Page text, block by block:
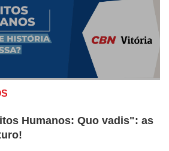
Humanos: Quo vadis": as